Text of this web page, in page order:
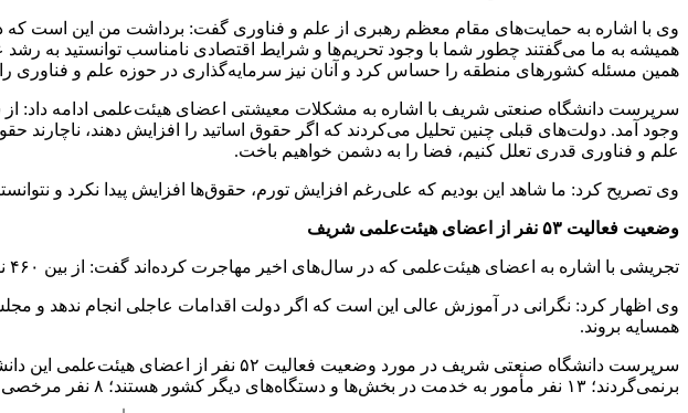
وی با اشاره به حمایت‌های مقام معظم رهبری از علم و فناوری گفت: برداشت من این است که
همیشه به ما می‌گفتند چطور شما با وجود تحریم‌ها و شرایط اقتصادی نامناسب توانستید به
همین مسئله کشورهای منطقه را حساس کرد و آنان نیز سرمایه‌گذاری در حوزه علم و فناوری
سرپرست دانشگاه صنعتی شریف با اشاره به مشکلات معیشتی اعضای هیئت‌علمی ادامه داد:
وجود آمد. دولت‌های قبلی چنین تحلیل می‌کردند که اگر حقوق اساتید را افزایش دهند، ناچارند
علم و فناوری قدری تعلل کنیم، فضا را به دشمن خواهیم باخت.
وی تصریح کرد: ما شاهد این بودیم که علی‌رغم افزایش تورم، حقوق‌ها افزایش پیدا نکرد و
وضعیت فعالیت ۵۳ نفر از اعضای هیئت‌علمی شریف
تجریشی با اشاره به اعضای هیئت‌علمی که در سال‌های اخیر مهاجرت کرده‌اند گفت: از بین ۴۶۰ نفر عضو هیئت‌علمی دانشگاه شریف ۲۶ نفر به صورت کامل با این دانشگاه قطع همکاری کرده‌اند.
وی اظهار کرد: نگرانی در آموزش عالی این است که اگر دولت اقدامات عاجلی انجام ندهد و
همسایه بروند.
برنمی‌گردند؛ ۱۳ نفر مأمور به خدمت در بخش‌ها و دستگاه‌های دیگر کشور هستند؛ ۸ نفر مرخصی گرفته‌اند و عنوان کرده‌اند برمی‌گردند و ۵ نفر نیز در فرصت‌های مطالعاتی موقت به سر می‌برند و برمی‌گردند.